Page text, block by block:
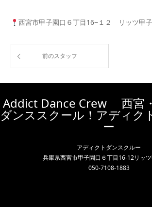
西宮市甲子園口６丁目16−１２ リッツ甲
前のスタッフ
Addict Dance Crew 西宮
ダンススクール！アディク
ー
アディクトダンスクルー
兵庫県西宮市甲子園口６丁目16-12リッ
050-7108-1883